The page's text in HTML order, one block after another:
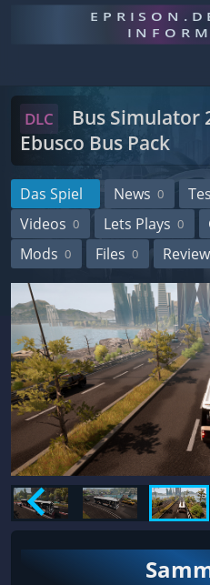
DLC
Bus Simulator
Ebusco Bus Pack
Das Spiel News 0
Videos 0 Lets Plays 0
Mods 0 Files 0